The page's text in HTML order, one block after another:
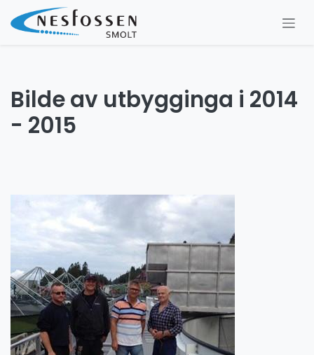
Skip to Content
Bilde av utbygginga i 2014
- 2015